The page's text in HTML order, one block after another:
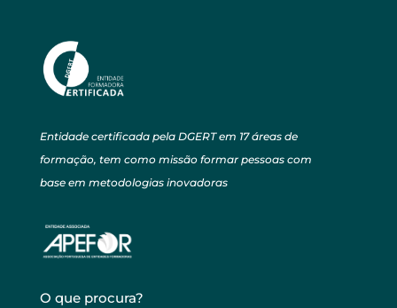
Entidade certificada pela DGERT em 17 áreas de
formação, tem como missão formar pessoas com
base em metodologias inovadoras
O que procura?